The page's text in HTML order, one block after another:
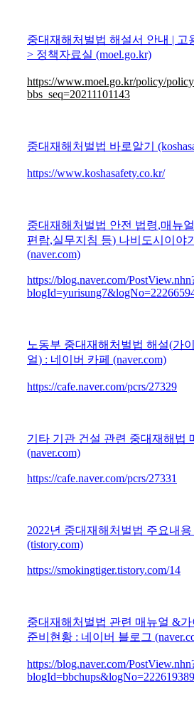
중대재해처벌법 해설서 안내 | 고
> 정책자료실 (moel.go.kr)
https://www.moel.go.kr/policy/
bbs_seq=20211101143
중대재해처벌법 바로알기
https://www.koshasafety.co.kr/
중대재해처벌법 안전 법령,매뉴얼
편람,실무지침 등) 나비도시이야
(naver.com)
https://blog.naver.com/
노동부 중대재해처벌법 해설(가
얼) : 네이버 카페 (naver.com)
https://cafe.naver.com/pcrs/27329
기타 기관 건설 관련 중대재해법
(naver.com)
https://cafe.naver.com/pcrs/27331
2022년 중대재해처벌법 주요내
(tistory.com)
https://smokingtiger.tistory.com/14
중대재해처벌법 관련 매뉴얼 &가
준비현황 : 네이버 블로그
https://blog.naver.com/